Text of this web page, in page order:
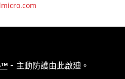
- 主動防護由此啟廸。